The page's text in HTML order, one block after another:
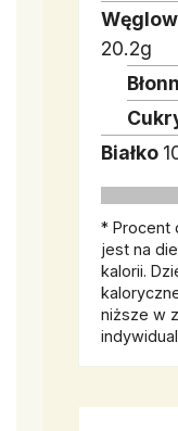
20.2g
Białko
* Procent
jest na
kalorii.
niższe w